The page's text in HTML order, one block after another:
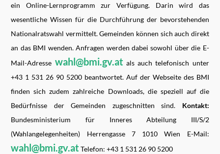
ein Online-Lernprogramm zur Verfügung. Darin wird das
wesentliche Wissen für die Durchführung der bevorstehenden
Nationalratswahl vermittelt. Gemeinden können sich auch direkt
an das BMI wenden. Anfragen werden dabei sowohl über die E-
Mail-Adresse wahl@bmi.gv.at als auch telefonisch unter
+43 1 531 26 90 5200 beantwortet. Auf der Webseite des BMI
finden sich zudem zahlreiche Downloads, die speziell auf die
Bedürfnisse der Gemeinden zugeschnitten sind. Kontakt:
Bundesministerium für Inneres Abteilung III/S/2
(Wahlangelegenheiten) Herrengasse 7 1010 Wien E-Mail:
wahl@bmi.gv.at Telefon: +43 1 531 26 90 5200